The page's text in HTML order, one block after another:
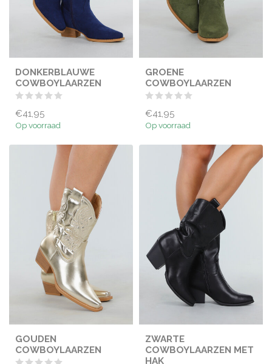
DONKERBLAUWE
COWBOYLAARZEN
€41,95
Op voorraad
GROENE
COWBOYLAARZEN
€41,95
Op voorraad
GOUDEN
COWBOYLAARZEN
ZWARTE
COWBOYLAARZEN MET
HAK